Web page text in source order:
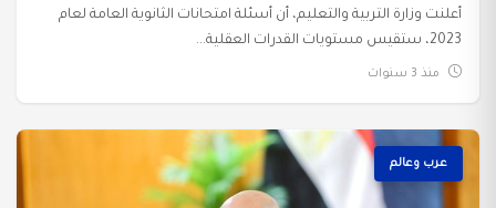
أعلنت وزارة التربية والتعليم، أن أسئلة امتحانات الثانوية العامة لعام
2023، ستقيس مستويات القدرات العقلية...
منذ 3 سنوات
عرب وعالم